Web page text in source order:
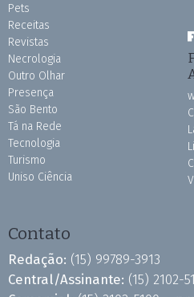
Pets
Receitas
Revistas
Necrologia
Outro Olhar
Presença
São Bento
Tá na Rede
Tecnologia
Turismo
Uniso Ciência
Contato
Redação: (15) 99789-3913
Central/Assinante: (15) 2102-